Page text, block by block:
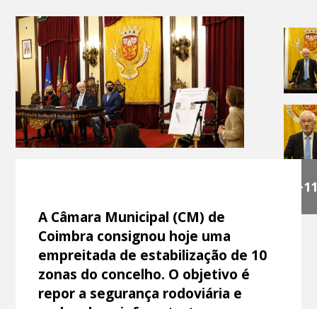
+11
A Câmara Municipal (CM) de
Coimbra consignou hoje uma
empreitada de estabilização de 10
zonas do concelho. O objetivo é
repor a segurança rodoviária e